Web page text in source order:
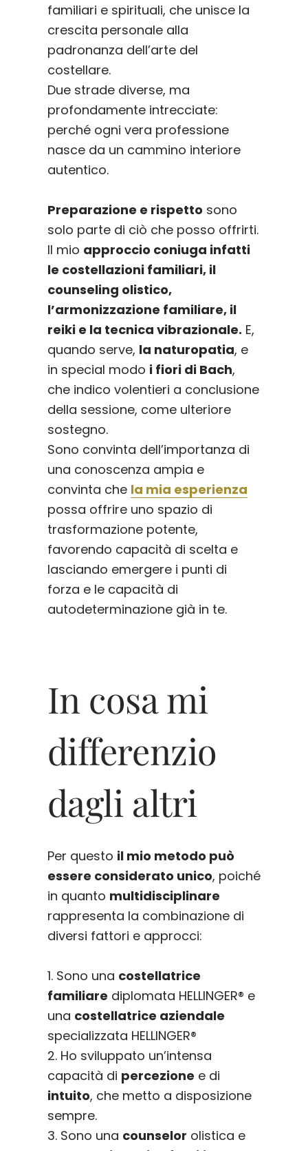
familiari e spirituali, che unisce la
crescita personale alla
padronanza dell’arte del
costellare.
Due strade diverse, ma
profondamente intrecciate:
perché ogni vera professione
nasce da un cammino interiore
autentico.
Preparazione e rispetto sono
solo parte di ciò che posso offrirti.
Il mio approccio coniuga infatti
le costellazioni familiari, il
counseling olistico,
l’armonizzazione familiare, il
reiki e la tecnica vibrazionale. E,
quando serve, la naturopatia, e
in special modo i fiori di Bach,
che indico volentieri a conclusione
della sessione, come ulteriore
sostegno.
Sono convinta dell’importanza di
una conoscenza ampia e
convinta che la mia esperienza
possa offrire uno spazio di
trasformazione potente,
favorendo capacità di scelta e
lasciando emergere i punti di
forza e le capacità di
autodeterminazione già in te.
In cosa mi
differenzio
dagli altri
Per questo il mio metodo può
essere considerato unico, poiché
in quanto multidisciplinare
rappresenta la combinazione di
diversi fattori e approcci:
1. Sono una costellatrice
familiare diplomata HELLINGER® e
una costellatrice aziendale
specializzata HELLINGER®
2. Ho sviluppato un’intensa
capacità di percezione e di
intuito, che metto a disposizione
sempre.
3. Sono una counselor olistica e